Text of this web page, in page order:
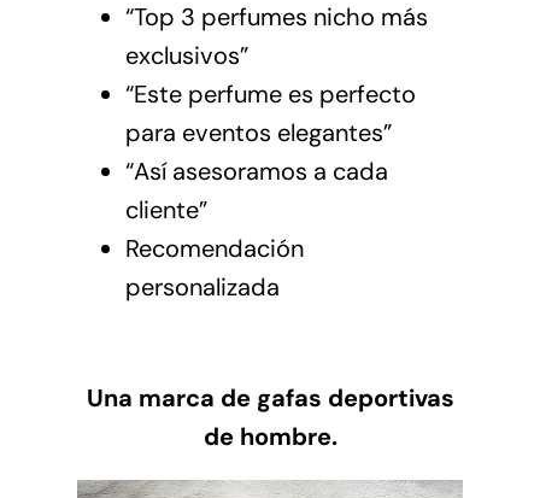
“Top 3 perfumes nicho más
exclusivos”
“Este perfume es perfecto
para eventos elegantes”
“Así asesoramos a cada
cliente”
Recomendación
personalizada
Una marca de gafas deportivas
de hombre.